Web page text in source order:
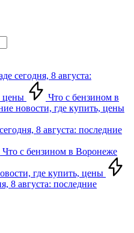
сегодня, 8 августа:
цены
Что с бензином в
новости, где купить, цены
8 августа: последние
Что с бензином в Воронеже
где купить, цены
8 августа: последние